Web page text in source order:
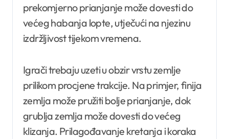
prekomjerno prianjanje može dovesti do
većeg habanja lopte, utječući na njezinu
izdržljivost tijekom vremena.
Igrači trebaju uzeti u obzir vrstu zemlje
prilikom procjene trakcije. Na primjer, finija
zemlja može pružiti bolje prianjanje, dok
grublja zemlja može dovesti do većeg
klizanja. Prilagođavanje kretanja i koraka